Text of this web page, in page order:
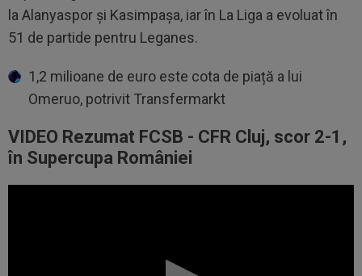
la Alanyaspor și Kasimpașa, iar în La Liga a evoluat în
51 de partide pentru Leganes.
1,2 milioane de euro este cota de piață a lui
Omeruo, potrivit Transfermarkt
VIDEO Rezumat FCSB - CFR Cluj, scor 2-1,
în Supercupa României